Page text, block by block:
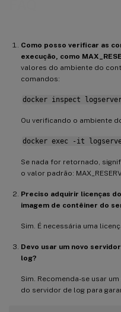
Como posso verificar as
execução, como
valores do ambiente do
comandos:
docker inspect logserver
Ou verificando o ambiente
docker exec -it logserver
Se nada for retornado,
o valor padrão:
Preciso adquirir licenças
imagem de contêiner do
Sim. É necessária uma
Devo usar um novo
log?
Sim. Recomenda-se usar
do servidor de log para